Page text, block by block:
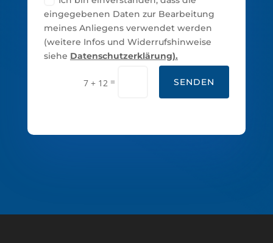
eingegebenen Daten zur Bearbeitung
meines Anliegens verwendet werden
(weitere Infos und Widerrufshinweise
siehe Datenschutzerklärung).
7 + 12 = SENDEN